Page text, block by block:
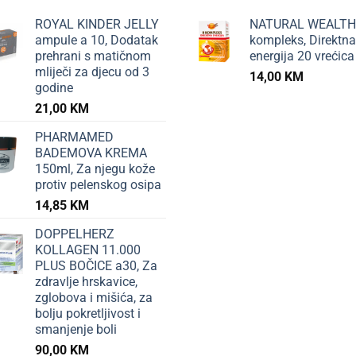
ROYAL KINDER JELLY
ampule a 10, Dodatak
prehrani s matičnom
mliječi za djecu od 3
godine
21,00 KM
PHARMAMED
BADEMOVA KREMA
150ml, Za njegu kože
protiv pelenskog osipa
14,85 KM
DOPPELHERZ
KOLLAGEN 11.000
PLUS BOČICE a30, Za
zdravlje hrskavice,
zglobova i mišića, za
bolju pokretljivost i
smanjenje boli
90,00 KM
NATURAL
kompleks, Direktna
energija 20 vrećica
14,00 KM